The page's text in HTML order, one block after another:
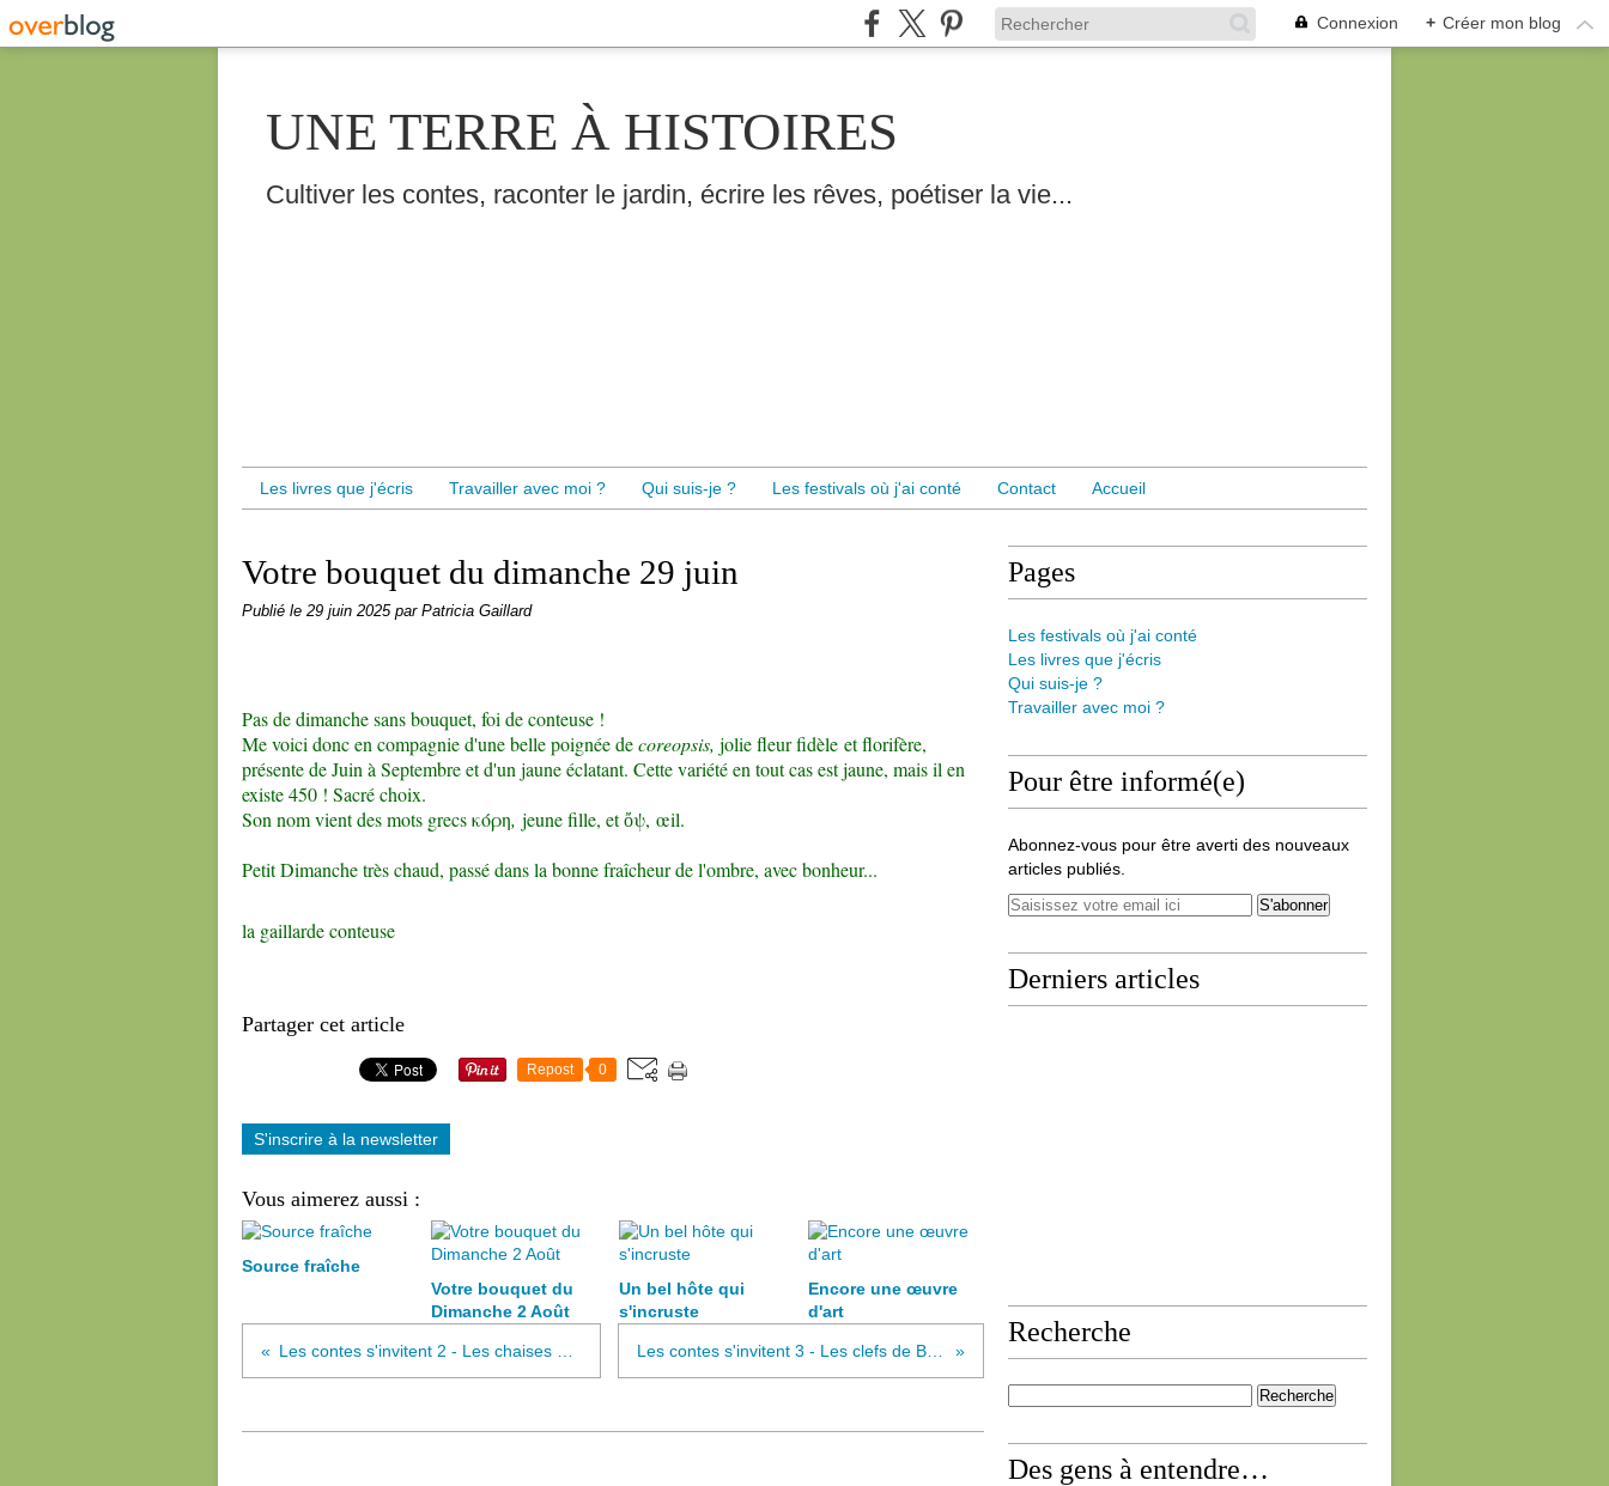
Connexion + Créer mon blog
UNE TERRE À HISTOIRES
Cultiver les contes, raconter le jardin, écrire les rêves, poétiser la vie...
Les livres que j'écris Travailler avec moi ? Qui suis-je ? Les festivals où j'ai conté Contact Accueil
Votre bouquet du dimanche 29 juin
Publié le 29 juin 2025 par Patricia Gaillard
Pas de dimanche sans bouquet, foi de conteuse !
Me voici donc en compagnie d'une belle poignée decoreopsis, jolie fleur fidèle et florifère,
présente de Juin à Septembre et d'un jaune éclatant. Cette variété en tout cas est jaune, mais il en
existe 450 ! Sacré choix.
Son nom vient des mots grecsκόρη, jeune fille, etὄψ, œil.
Petit Dimanche très chaud, passé dans la bonne fraîcheur de l'ombre, avec bonheur...
la gaillarde conteuse
Partager cet article
Repost 0
S'inscrire à la newsletter
Vous aimerez aussi :
Source fraîche
Votre bouquet du
Dimanche 2 Août
Un bel hôte qui
s'incruste
Encore une œuvre
d'art
Pages
Les festivals où j'ai conté
Les livres que j'écris
Qui suis-je ?
Travailler avec moi ?
Pour être informé(e)
Abonnez-vous pour être averti des nouveaux
articles publiés.
Derniers articles
Recherche
Des gens à entendre…